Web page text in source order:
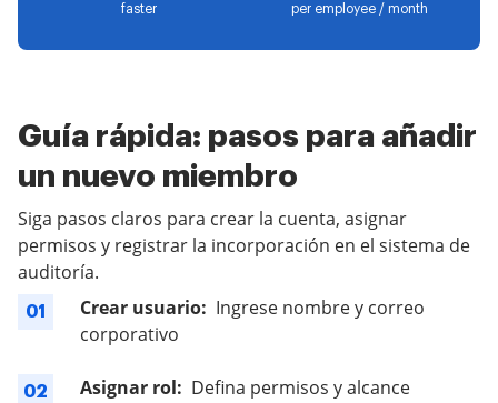
faster per employee / month
Guía rápida: pasos para añadir
un nuevo miembro
Siga pasos claros para crear la cuenta, asignar
permisos y registrar la incorporación en el sistema de
auditoría.
01 Crear usuario: Ingrese nombre y correo
corporativo
02 Asignar rol: Defina permisos y alcance